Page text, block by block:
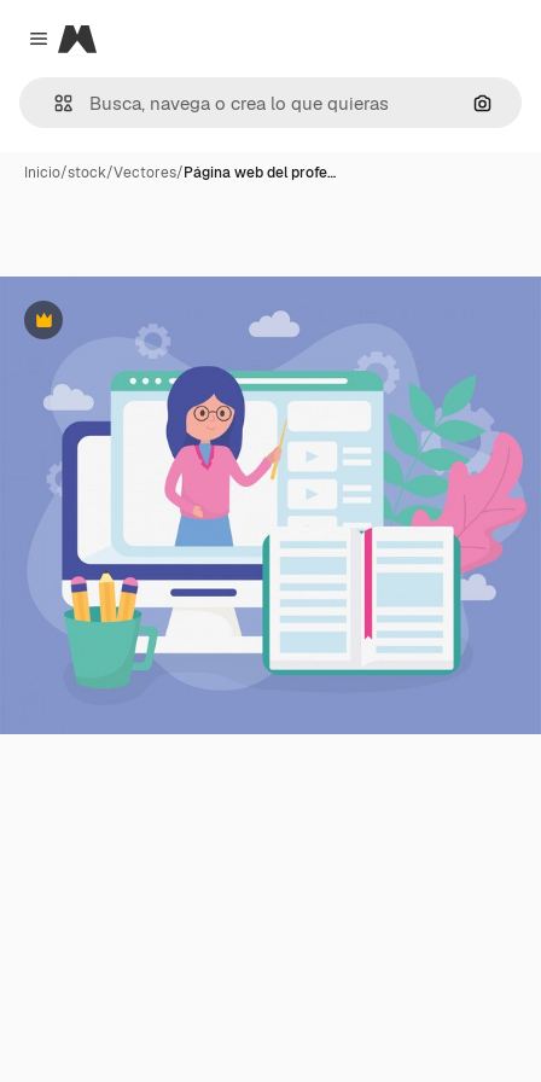
Close menu
Magnific
Inicio/stock/Vectores/Página web del profe…
Premium